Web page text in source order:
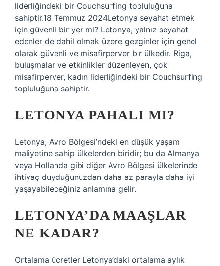
liderliğindeki bir Couchsurfing topluluğuna
sahiptir.18 Temmuz 2024Letonya seyahat etmek
için güvenli bir yer mi? Letonya, yalnız seyahat
edenler de dahil olmak üzere gezginler için genel
olarak güvenli ve misafirperver bir ülkedir. Riga,
buluşmalar ve etkinlikler düzenleyen, çok
misafirperver, kadın liderliğindeki bir Couchsurfing
topluluğuna sahiptir.
LETONYA PAHALI MI?
Letonya, Avro Bölgesi’ndeki en düşük yaşam
maliyetine sahip ülkelerden biridir; bu da Almanya
veya Hollanda gibi diğer Avro Bölgesi ülkelerinde
ihtiyaç duyduğunuzdan daha az parayla daha iyi
yaşayabileceğiniz anlamına gelir.
LETONYA’DA MAAŞLAR
NE KADAR?
Ortalama ücretler Letonya’daki ortalama aylık